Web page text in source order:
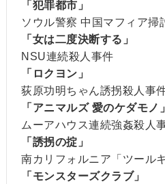
「犯罪都市」
ソウル警察 中国マフィア掃
「女は二度決断する」
NSU連続殺人事件
「ロクヨン」
荻原功明ちゃん誘拐殺人事
「アニマルズ 愛のケダモノ」
ムーアハウス連続強姦殺人
「誘拐の掟」
南カリフォルニア「ツール
「モンスターズクラブ」